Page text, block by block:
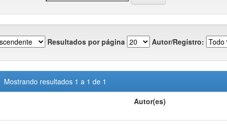
Resultados por página Autor/Registro:
Mostrando resultados 1 a 1 de 1
Autor(es)